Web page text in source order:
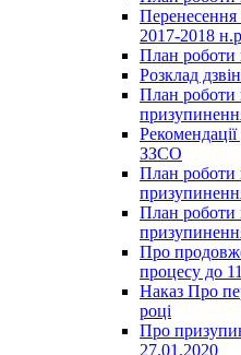
Перенесення
2017-2018
План роботи
Розклад
План роботи
ЗЗСО
План роботи
План роботи
Про
процесу до
Наказ Про
році
Про
27.01.2020